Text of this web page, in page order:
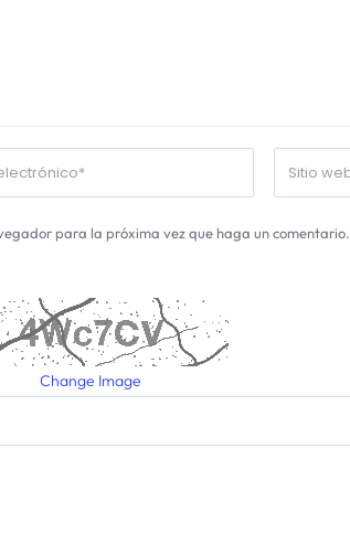
para la próxima vez que haga un comentario.
Change Image